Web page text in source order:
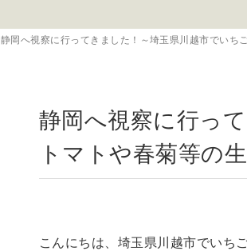
静岡へ視察に行ってきました！～埼玉県川越市でいち
静岡へ視察に行っ
トマトや春菊等の
こんにちは、埼玉県川越市でいち